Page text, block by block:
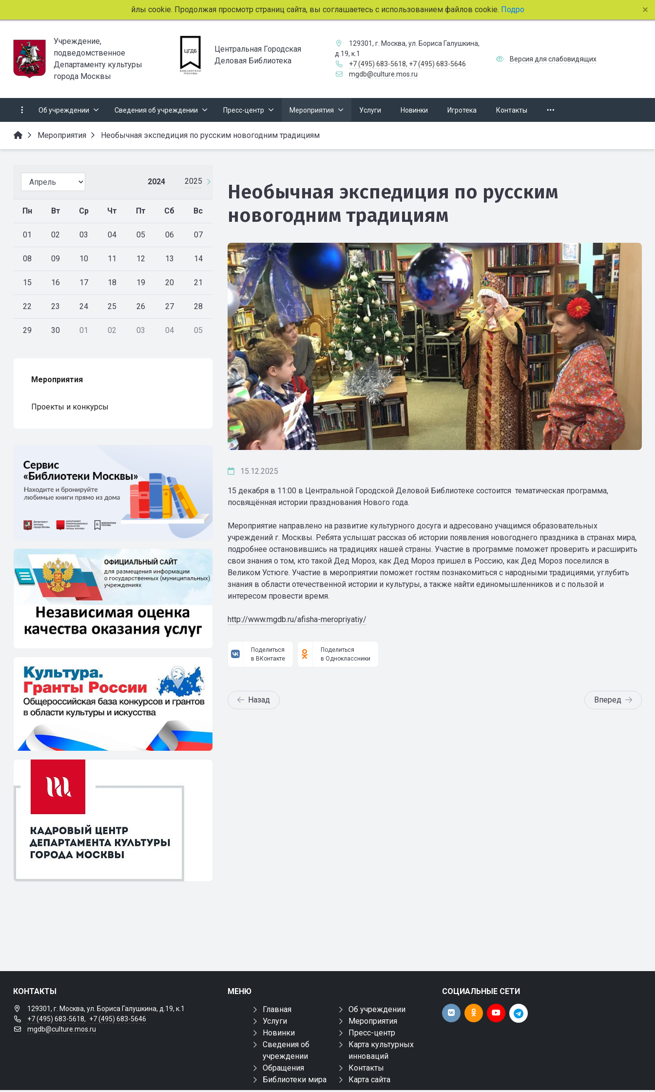
Этот сайт использует файлы cookie. Продолжая просмотр страниц сайта, вы соглашаетесь с использованием файлов cookie.Подробнее.
Учреждение,
подведомственное
Департаменту культуры
города Москвы
Центральная Городская
Деловая Библиотека
129301, г. Москва, ул. Бориса Галушкина,
д.19, к.1
+7 (495) 683-5618, +7 (495) 683-5646
mgdb@culture.mos.ru
Версия для слабовидящих
Об учреждении Сведения об учреждении Пресс-центр Мероприятия Услуги Новинки Игротека Контакты
Мероприятия Необычная экспедиция по русским новогодним традициям
2024 2025
Пн Вт Ср Чт Пт Сб Вс
01 02 03 04 05 06 07
08 09 10 11 12 13 14
15 16 17 18 19 20 21
22 23 24 25 26 27 28
29 30 01 02 03 04 05
Мероприятия
Проекты и конкурсы
Необычная экспедиция по русским
новогодним традициям
15.12.2025
15 декабря в 11:00 в Центральной Городской Деловой Библиотеке состоится тематическая программа,
посвящённая истории празднования Нового года.
Мероприятие направлено на развитие культурного досуга и адресовано учащимся образовательных
учреждений г. Москвы. Ребята услышат рассказ об истории появления новогоднего праздника в странах мира,
подробнее остановившись на традициях нашей страны. Участие в программе поможет проверить и расширить
свои знания о том, кто такой Дед Мороз, как Дед Мороз пришел в Россию, как Дед Мороз поселился в
Великом Устюге. Участие в мероприятии поможет гостям познакомиться с народными традициями, углубить
знания в области отечественной истории и культуры, а также найти единомышленников и с пользой и
интересом провести время.
http://www.mgdb.ru/afisha-meropriyatiy/
Поделиться
в ВКонтакте
Поделиться
в Одноклассники
Назад Вперед
КОНТАКТЫ
129301, г. Москва, ул. Бориса Галушкина, д.19, к.1
+7 (495) 683-5618, +7 (495) 683-5646
mgdb@culture.mos.ru
МЕНЮ
Главная
Об учреждении
Услуги
Мероприятия
Новинки
Пресс-центр
Сведения об
учреждении
Карта культурных
инноваций
Обращения
Контакты
Библиотеки мира
Карта сайта
СОЦИАЛЬНЫЕ СЕТИ